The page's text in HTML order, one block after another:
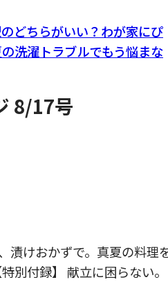
どちらがいい？わが家にぴ
洗濯トラブルでもう悩まな
8/17号
漬けおかずで。真夏の料理
別付録】 献立に困らない。